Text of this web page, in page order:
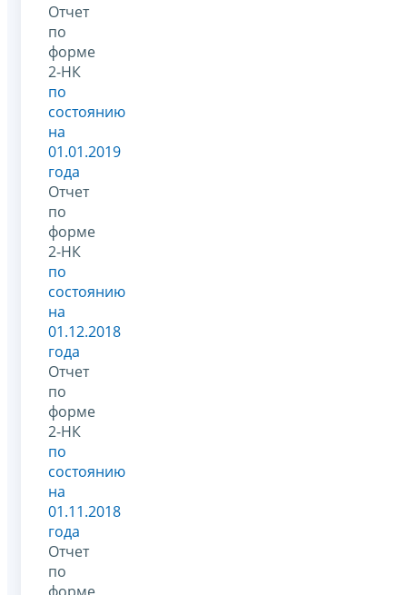
Отчет
по
форме
2-НК
по
состоянию
на
01.01.2019
года
Отчет
по
форме
2-НК
по
состоянию
на
01.12.2018
года
Отчет
по
форме
2-НК
по
состоянию
на
01.11.2018
года
Отчет
по